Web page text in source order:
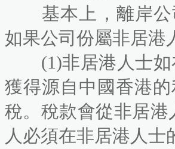
基本上，離岸
如果公司份屬非居港
(1)非居港人士如在
獲得源自中國香港的
稅。稅款會從非居港
人必須在非居港人士